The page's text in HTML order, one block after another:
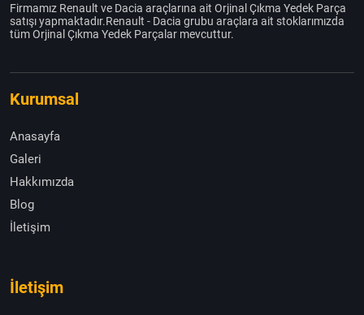
Firmamız Renault ve Dacia araçlarına ait Orjinal Çıkma Yedek Parça
satışı yapmaktadır.Renault - Dacia grubu araçlara ait stoklarımızda
tüm Orjinal Çıkma Yedek Parçalar mevcuttur.
Kurumsal
Anasayfa
Galeri
Hakkımızda
Blog
İletişim
İletişim